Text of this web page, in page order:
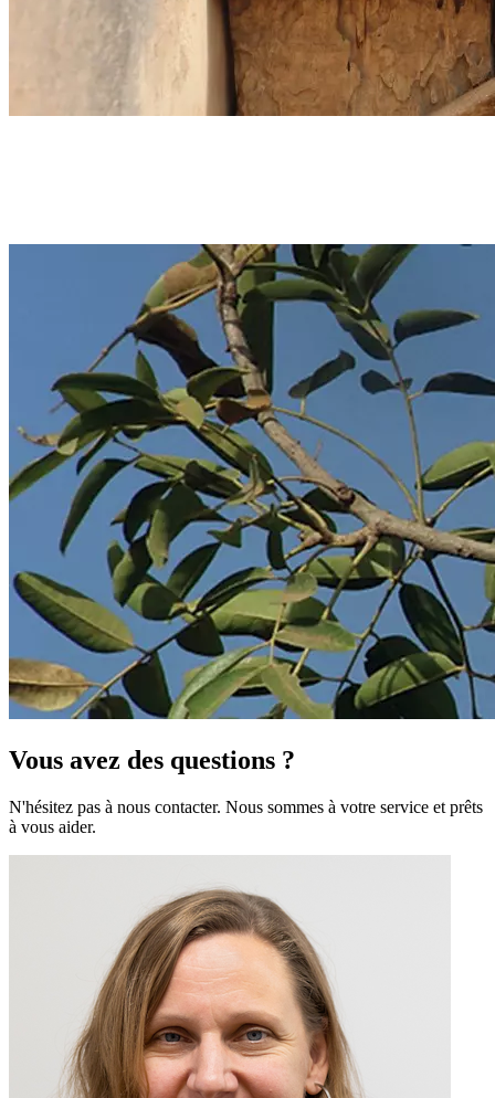
Vous avez des questions ?
N'hésitez pas à nous contacter. Nous sommes à votre service et prêts
à vous aider.